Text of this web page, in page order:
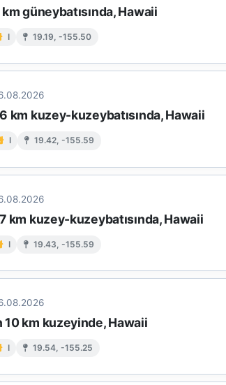
km güneybatısında, Hawaii
I 19.19, -155.50
km kuzey-kuzeybatısında, Hawaii
I 19.42, -155.59
km kuzey-kuzeybatısında, Hawaii
I 19.43, -155.59
10 km kuzeyinde, Hawaii
I 19.54, -155.25